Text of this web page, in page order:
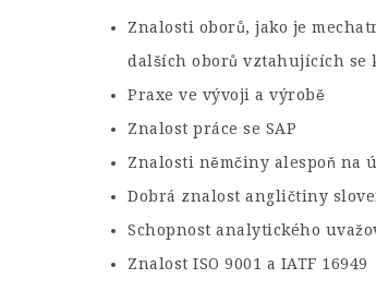
Znalosti oborů, jako je
dalších oborů vztahujících se
Praxe ve vývoji a výrobě
Znalost práce se SAP
Znalosti němčiny alespoň na
Dobrá znalost angličtiny
Schopnost analytického
Znalost ISO 9001 a IATF 16949